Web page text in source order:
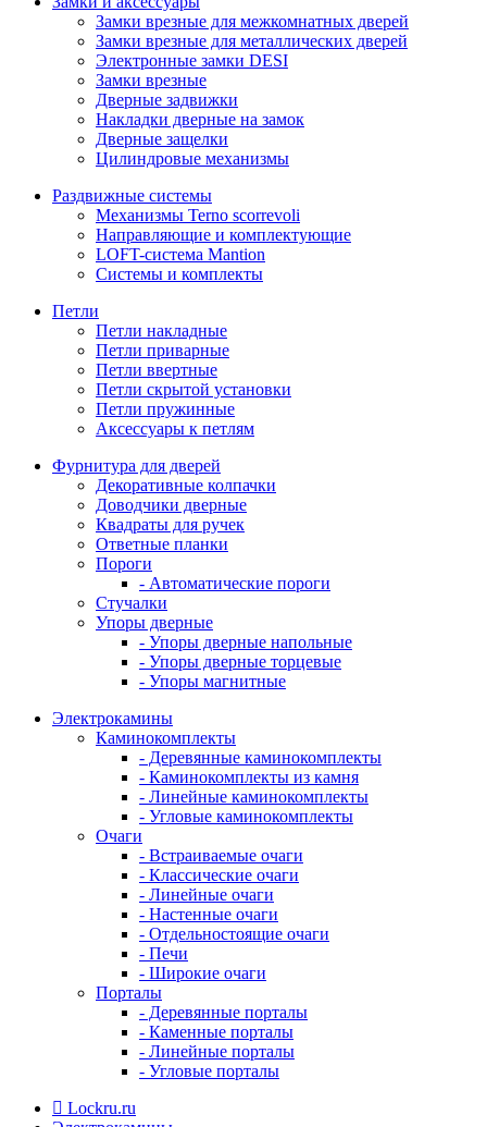
Замки врезные для межкомнатных дверей
Замки врезные для металлических дверей
Электронные замки DESI
Замки врезные
Дверные задвижки
Накладки дверные на замок
Дверные защелки
Цилиндровые механизмы
Раздвижные системы
Механизмы Terno scorrevoli
Направляющие и комплектующие
LOFT-cистема Mantion
Системы и комплекты
Петли
Петли накладные
Петли приварные
Петли ввертные
Петли скрытой установки
Петли пружинные
Аксессуары к петлям
Фурнитура для дверей
Декоративные колпачки
Доводчики дверные
Квадраты для ручек
Ответные планки
Пороги
- Автоматические пороги
Стучалки
Упоры дверные
- Упоры дверные напольные
- Упоры дверные торцевые
- Упоры магнитные
Электрокамины
Каминокомплекты
- Деревянные каминокомплекты
- Каминокомплекты из камня
- Линейные каминокомплекты
- Угловые каминокомплекты
Очаги
- Встраиваемые очаги
- Классические очаги
- Линейные очаги
- Настенные очаги
- Отдельностоящие очаги
- Печи
- Широкие очаги
Порталы
- Деревянные порталы
- Каменные порталы
- Линейные порталы
- Угловые порталы
Lockru.ru